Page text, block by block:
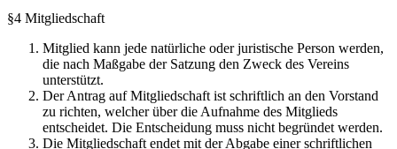
§4 Mitgliedschaft
Mitglied kann jede natürliche oder juristische Person werden,
die nach Maßgabe der Satzung den Zweck des Vereins
unterstützt.
Der Antrag auf Mitgliedschaft ist schriftlich an den Vorstand
zu richten, welcher über die Aufnahme des Mitglieds
entscheidet. Die Entscheidung muss nicht begründet werden.
Die Mitgliedschaft endet mit der Abgabe einer schriftlichen